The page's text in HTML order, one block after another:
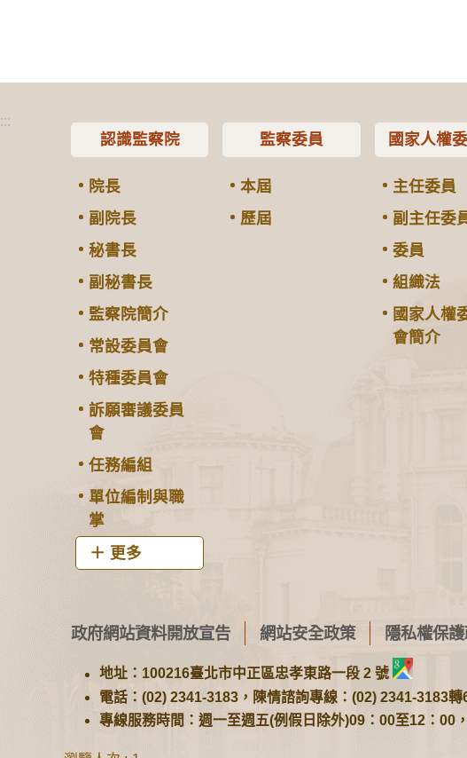
:::
認識監察院
院長
副院長
秘書長
副秘書長
監察院簡介
常設委員會
特種委員會
訴願審議委員
會
任務編組
單位編制與職
掌
更多
監察委員
本屆
歷屆
國家人權
主任委員
副主任委
委員
組織法
國家人權
會簡介
政府網站資料開放宣告 網站安全政策 隱私權保
地址：100216臺北市中正區忠孝東路一段 2 號
電話：(02) 2341-3183，陳情諮詢專線：(02) 2341-3183轉
專線服務時間：週一至週五(例假日除外)09：00至12：00